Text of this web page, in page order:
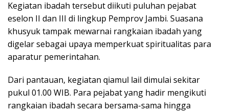
Kegiatan ibadah tersebut diikuti puluhan pejabat
eselon II dan III di lingkup Pemprov Jambi. Suasana
khusyuk tampak mewarnai rangkaian ibadah yang
digelar sebagai upaya memperkuat spiritualitas para
aparatur pemerintahan.
Dari pantauan, kegiatan qiamul lail dimulai sekitar
pukul 01.00 WIB. Para pejabat yang hadir mengikuti
rangkaian ibadah secara bersama-sama hingga